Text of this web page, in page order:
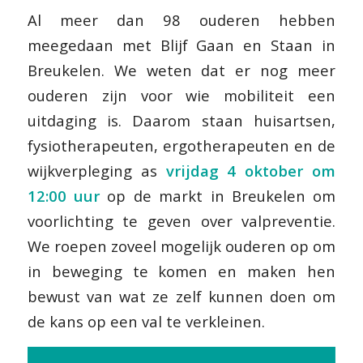
Al meer dan 98 ouderen hebben
meegedaan met Blijf Gaan en Staan in
Breukelen. We weten dat er nog meer
ouderen zijn voor wie mobiliteit een
uitdaging is. Daarom staan huisartsen,
fysiotherapeuten, ergotherapeuten en de
wijkverpleging as vrijdag 4 oktober om
12:00 uurop de markt in Breukelen om
voorlichting te geven over valpreventie.
We roepen zoveel mogelijk ouderen op om
in beweging te komen en maken hen
bewust van wat ze zelf kunnen doen om
de kans op een val te verkleinen.